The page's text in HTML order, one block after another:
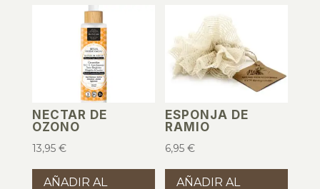
NECTAR DE
OZONO
13,95 €
AÑADIR AL
ESPONJA DE
RAMIO
6,95€
AÑADIR AL